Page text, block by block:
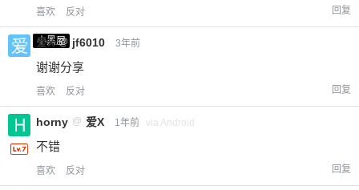
喜欢 反对 回复
小黑屋
爱X @ jf6010 3年前
谢谢分享
喜欢 反对 回复
horny @ 爱X 1年前 via Android
不错
喜欢 反对 回复